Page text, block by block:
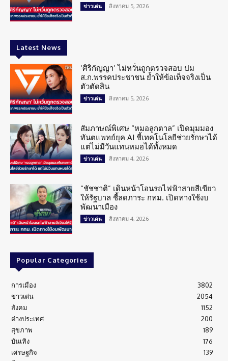
ข่าวเด่น สิงหาคม 5, 2026
Latest News
‘ศิริกัญญา’ ไม่หวั่นถูกตรวจสอบ ปม
ส.ก.พรรคประชาชน ย้ำให้ข้อเท็จจริงเป็น
ตัวตัดสิน
ข่าวเด่น สิงหาคม 5, 2026
สัมภาษณ์พิเศษ “หมอลูกตาล” เปิดมุมมอง
ทันตแพทย์ยุค AI ชี้เทคโนโลยีช่วยรักษาได้
แต่ไม่มีวันแทนหมอได้ทั้งหมด
ข่าวเด่น สิงหาคม 4, 2026
“ชัชชาติ” เดินหน้าโอนรถไฟฟ้าสายสีเขียว
ให้รัฐบาล ชี้ลดภาระ กทม. เปิดทางใช้งบ
พัฒนาเมือง
ข่าวเด่น สิงหาคม 4, 2026
Popular Categories
การเมือง
3802
ข่าวเด่น
2054
สังคม
1152
ต่างประเทศ
200
สุขภาพ
189
บันเทิง
176
เศรษฐกิจ
139